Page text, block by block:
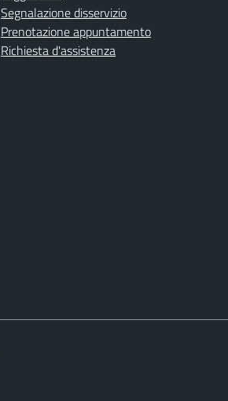
Segnalazione disservizio
Prenotazione appuntamento
Richiesta d'assistenza